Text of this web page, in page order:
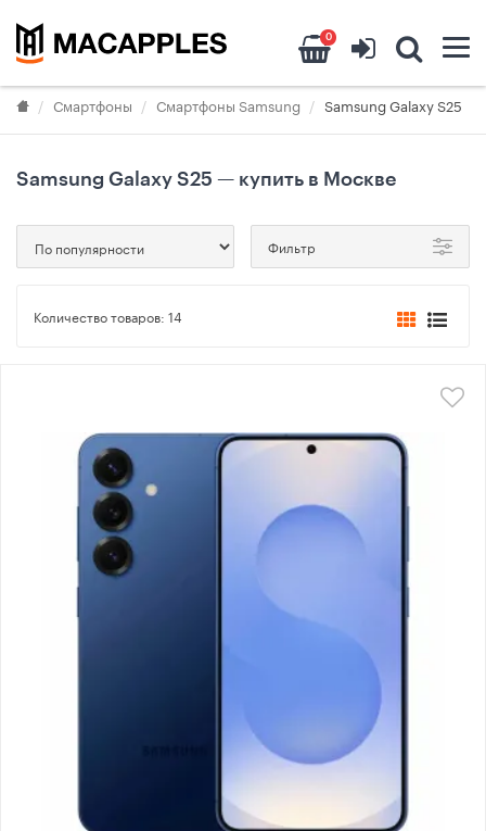
0
Смартфоны Смартфоны Samsung Samsung Galaxy S25
Samsung Galaxy S25 — купить в Москве
Фильтр
Количество товаров: 14